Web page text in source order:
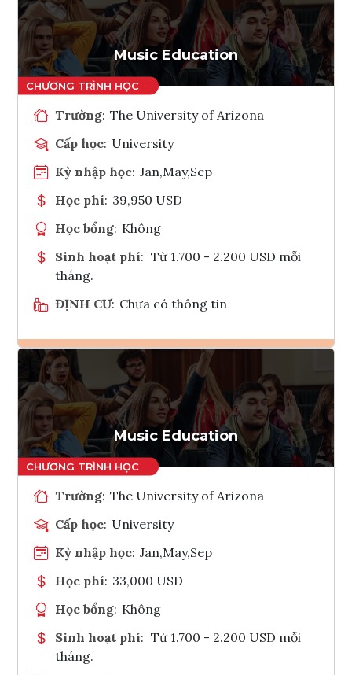
Tham vấn Interlink
Music Education
Trường: The University of Arizona
Cấp học: University
Kỳ nhập học: Jan,May,Sep
Học phí: 39,950 USD
Học bổng: Không
Sinh hoạt phí: Từ 1.700 - 2.200 USD mỗi
tháng.
ĐỊNH CƯ: Chưa có thông tin
Ghi danh
Tham vấn Interlink
Music Education
Trường: The University of Arizona
Cấp học: University
Kỳ nhập học: Jan,May,Sep
Học phí: 33,000 USD
Học bổng: Không
Sinh hoạt phí: Từ 1.700 - 2.200 USD mỗi
tháng.